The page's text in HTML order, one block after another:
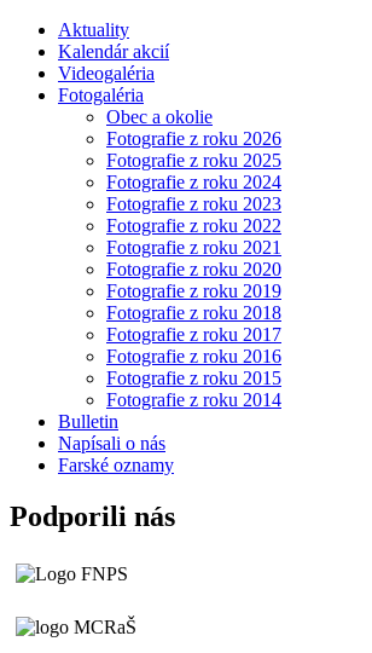
Aktuality
Kalendár akcií
Videogaléria
Fotogaléria
Obec a okolie
Fotografie z roku 2026
Fotografie z roku 2025
Fotografie z roku 2024
Fotografie z roku 2023
Fotografie z roku 2022
Fotografie z roku 2021
Fotografie z roku 2020
Fotografie z roku 2019
Fotografie z roku 2018
Fotografie z roku 2017
Fotografie z roku 2016
Fotografie z roku 2015
Fotografie z roku 2014
Bulletin
Napísali o nás
Farské oznamy
Podporili nás